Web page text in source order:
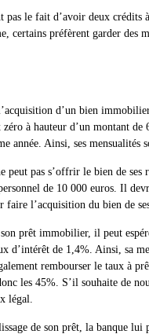
pas le fait d’avoir deux
certains préfèrent garder
d’un bien
à hauteur d’un montant
année. Ainsi, ses mensualités
peut pas s’offrir le bien de
de 10 000 euros. Il
faire l’acquisition du bien de
son prêt immobilier, il peut
d’intérêt de 1,4%. Ainsi, sa
rembourser le taux à
les 45%. S’il souhaite de
légal.
de son prêt, la banque